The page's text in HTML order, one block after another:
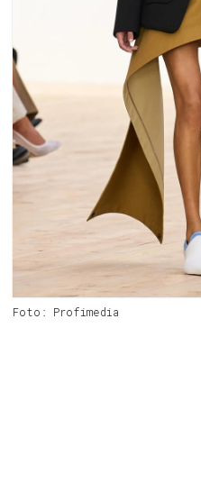
Foto: Profimedia